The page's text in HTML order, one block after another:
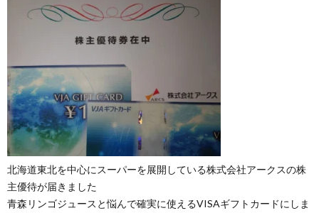
北海道東北を中心にスーパーを展開している株式会社アークスの株
主優待が届きました
青森リンゴジュースと悩んで確実に使えるVISAギフトカードにしま